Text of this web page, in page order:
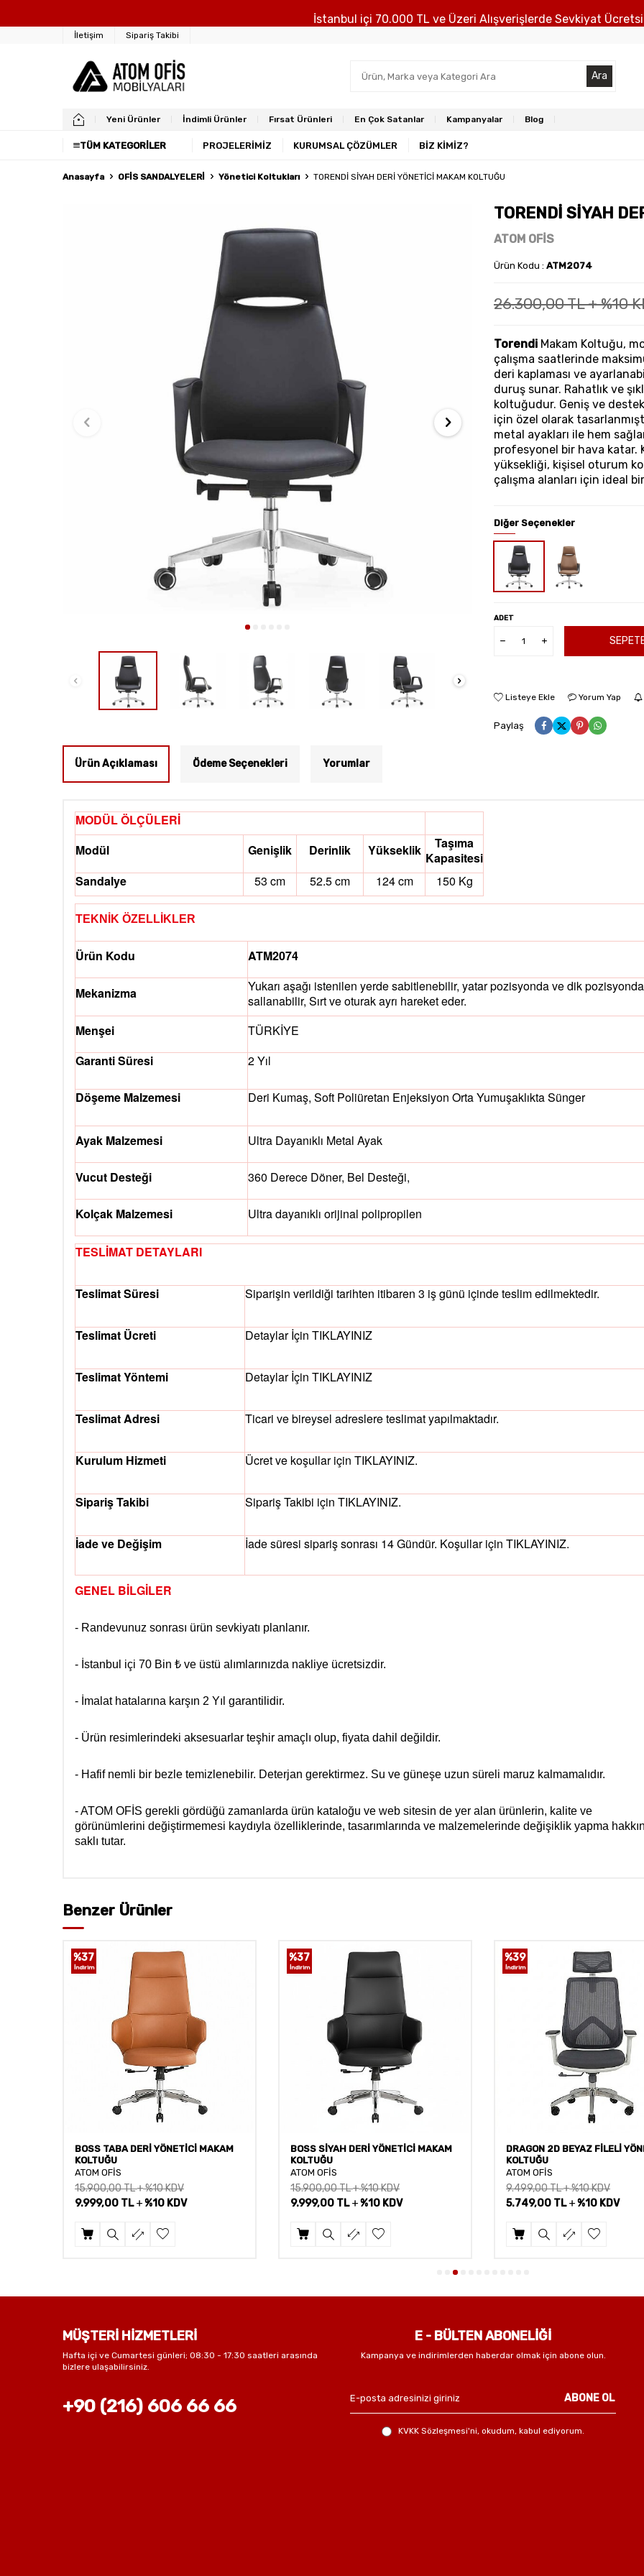
İstanbul içi 70.000 TL ve Üzeri Alışverişlerde Sevkiyat
İletişim Sipariş Takibi
Ara
Yeni Ürünler İndimli Ürünler Fırsat Ürünleri En Çok Satanlar Kampanyalar Blog
TÜM KATEGORILER PROJELERİMİZ KURUMSAL ÇÖZÜMLER BİZ KİMİZ?
Anasayfa OFİS SANDALYELERİ Yönetici Koltukları TORENDİ SİYAH DERİ YÖNETİCİ MAKAM KOLTUĞU
TORENDİ SİYAH
ATOM OFİS
Ürün Kodu : ATM2074
26.300,00TL + %10
Torendi Makam Koltuğu,
çalışma saatlerinde
deri kaplaması ve
duruş sunar. Rahatlık ve
koltuğudur. Geniş ve
için özel olarak
metal ayakları ile hem
profesyonel bir hava katar.
yüksekliği, kişisel oturum
çalışma alanları için ideal
Diğer Seçenekler
ADET
Listeye Ekle Yorum Yap
Paylaş
Ürün Açıklaması Ödeme Seçenekleri Yorumlar
MODÜL ÖLÇÜLERİ
Modül
Genişlik Derinlik Yükseklik
Taşıma
Kapasitesi
Sandalye
53 cm 52.5 cm 124 cm 150 Kg
TEKNİK ÖZELLİKLER
Ürün Kodu ATM2074
Mekanizma
Yukarı aşağı istenilen yerde sabitlenebilir, yatar pozisyonda ve dik
sallanabilir, Sırt ve oturak ayrı hareket eder.
Menşei
TÜRKİYE
Garanti Süresi
2 Yıl
Döşeme Malzemesi Deri Kumaş, Soft Poliüretan Enjeksiyon Orta Yumuşaklıkta Sünger
Ayak Malzemesi Ultra Dayanıklı Metal Ayak
Vucut Desteği 360 Derece Döner, Bel Desteği,
Kolçak Malzemesi Ultra dayanıklı orijinal polipropilen
TESLİMAT DETAYLARI
Teslimat Süresi Siparişin verildiği tarihten itibaren 3 iş günü içinde teslim edilmektedir.
Teslimat Ücreti Detaylar İçin TIKLAYINIZ
Teslimat Yöntemi Detaylar İçin TIKLAYINIZ
Teslimat Adresi Ticari ve bireysel adreslere teslimat yapılmaktadır.
Kurulum Hizmeti Ücret ve koşullar için TIKLAYINIZ.
Sipariş Takibi Sipariş Takibi için TIKLAYINIZ.
İade ve Değişim İade süresi sipariş sonrası 14 Gündür. Koşullar için TIKLAYINIZ.
GENEL BİLGİLER
- Randevunuz sonrası ürün sevkiyatı planlanır.
- İstanbul içi 70 Bin ₺ ve üstü alımlarınızda nakliye ücretsizdir.
- İmalat hatalarına karşın 2 Yıl garantilidir.
- Ürün resimlerindeki aksesuarlar teşhir amaçlı olup, fiyata dahil değildir.
- Hafif nemli bir bezle temizlenebilir. Deterjan gerektirmez. Su ve güneşe uzun süreli maruz kalmamalıdır.
- ATOM OFİS gerekli gördüğü zamanlarda ürün kataloğu ve web sitesin de yer alan ürünlerin, kalite ve
görünümlerini değiştirmemesi kaydıyla özelliklerinde, tasarımlarında ve malzemelerinde değişiklik yapma
saklı tutar.
Benzer Ürünler
%37
İndirim
BOSS TABA DERİ YÖNETİCİ MAKAM
KOLTUĞU
ATOM OFİS
15.900,00TL %10 KDV
9.999,00 TL %10 KDV
%37
İndirim
BOSS SİYAH DERİ YÖNETİCİ MAKAM
KOLTUĞU
ATOM OFİS
15.900,00TL %10 KDV
9.999,00 TL %10 KDV
%39
İndirim
DRAGON 2D BEYAZ FİLELİ
KOLTUĞU
ATOM OFİS
9.499,00TL %10 KDV
5.749,00 TL %10 KDV
MÜŞTERİ HİZMETLERİ
Hafta içi ve Cumartesi günleri; 08:30 - 17:30 saatleri arasında
bizlere ulaşabilirsiniz.
+90 (216) 606 66 66
E - BÜLTEN ABONELİĞİ
Kampanya ve indirimlerden haberdar olmak için abone olun.
ABONE OL
KVKK Sözleşmesi'ni, okudum, kabul ediyorum.